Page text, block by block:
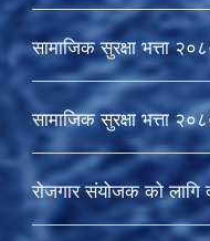
सामाजिक सुरक्षा भत्ता
सामाजिक सुरक्षा भत्ता
रोजगार संयोजक को लागि